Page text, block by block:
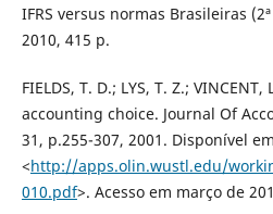
IFRS versus normas Brasileiras
2010, 415 p.
FIELDS, T. D.; LYS, T. Z.;
accounting choice. Journal Of
31, p.255-307, 2001. Disponível
<http://apps.olin.wustl.edu/
010.pdf>. Acesso em março de